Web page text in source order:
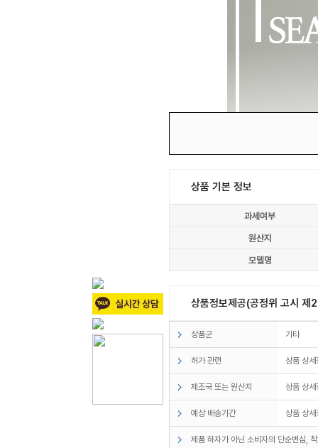
상품 기본 정보
과세여부
원산지
모델명
상품정보제공(공정위 고시
상품군 기타
허가 관련 상품 상
제조국 또는 원산지 상품 상
예상 배송기간 상품 상
제품 하자가 아닌 소비자의 단순변심,